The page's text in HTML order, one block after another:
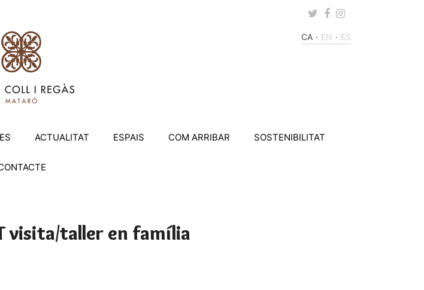
Twitter
Facebook
Instagram
CA EN ES
ACTUALITAT ESPAIS COM ARRIBAR SOSTENIBILITAT
visita/taller en família